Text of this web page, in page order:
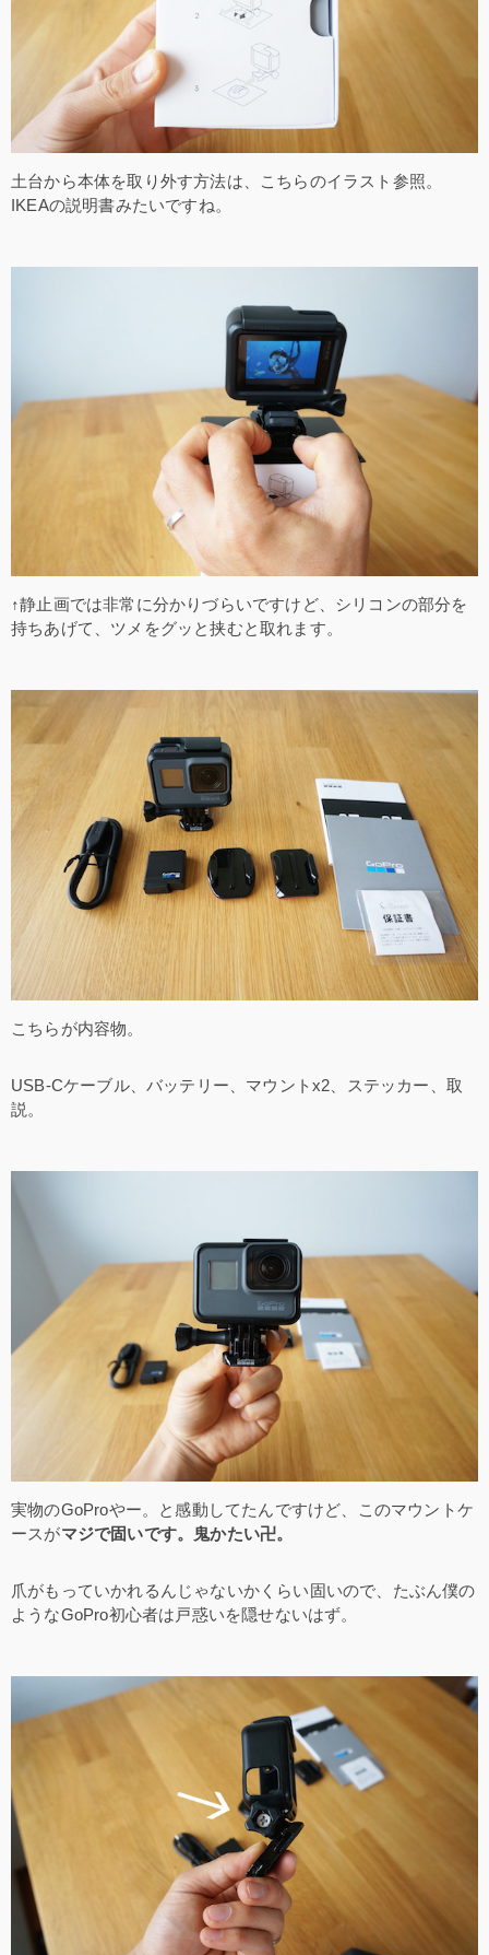
土台から本体を取り外す方法は、こちらのイラスト参照。
IKEAの説明書みたいですね。
↑静止画では非常に分かりづらいですけど、シリコンの部分を
持ちあげて、ツメをグッと挟むと取れます。
こちらが内容物。
USB-Cケーブル、バッテリー、マウントx2、ステッカー、取
説。
実物のGoProやー。と感動してたんですけど、このマウントケ
ースがマジで固いです。鬼かたい卍。
爪がもっていかれるんじゃないかくらい固いので、たぶん僕の
ようなGoPro初心者は戸惑いを隠せないはず。